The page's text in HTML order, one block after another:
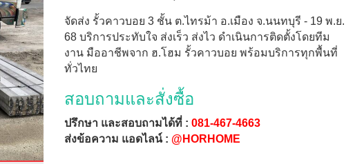
จัดส่ง รั้วคาวบอย 3 ชั้น ต.ไทรม้า อ.เมือง จ.นนทบุรี - 19 พ.ย.
68 บริการประทับใจ ส่งเร็ว ส่งไว ดำเนินการติดตั้งโดยทีม
งาน มืออาชีพจาก ฮ.โฮม รั้วคาวบอย พร้อมบริการทุกพื้นที่
ทั่วไทย
สอบถามและสั่งซื้อ
ปรึกษา และสอบถามได้ที่ : 081-467-4663
ส่งข้อความ แอดไลน์ : @HORHOME